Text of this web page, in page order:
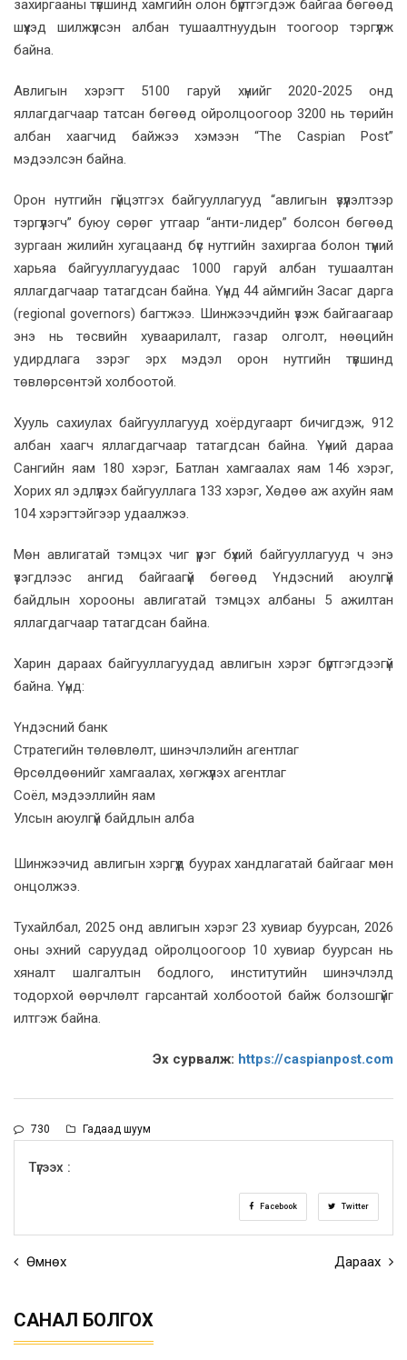
захиргааны түвшинд хамгийн олон бүртгэгдэж байгаа бөгөөд
шүүхэд шилжүүлсэн албан тушаалтнуудын тоогоор тэргүүлж
байна.
Авлигын хэрэгт 5100 гаруй хүнийг 2020-2025 онд
яллагдагчаар татсан бөгөөд ойролцоогоор 3200 нь төрийн
албан хаагчид байжээ хэмээн “The Caspian Post”
мэдээлсэн байна.
Орон нутгийн гүйцэтгэх байгууллагууд “авлигын үзүүлэлтээр
тэргүүлэгч” буюу сөрөг утгаар “анти-лидер” болсон бөгөөд
зургаан жилийн хугацаанд бүс нутгийн захиргаа болон түүний
харьяа байгууллагуудаас 1000 гаруй албан тушаалтан
яллагдагчаар татагдсан байна. Үүнд 44 аймгийн Засаг дарга
(regional governors) багтжээ. Шинжээчдийн үзэж байгаагаар
энэ нь төсвийн хуваарилалт, газар олголт, нөөцийн
удирдлага зэрэг эрх мэдэл орон нутгийн түвшинд
төвлөрсөнтэй холбоотой.
Хууль сахиулах байгууллагууд хоёрдугаарт бичигдэж, 912
албан хаагч яллагдагчаар татагдсан байна. Үүний дараа
Сангийн яам 180 хэрэг, Батлан хамгаалах яам 146 хэрэг,
Хорих ял эдлүүлэх байгууллага 133 хэрэг, Хөдөө аж ахуйн яам
104 хэрэгтэйгээр удаалжээ.
Мөн авлигатай тэмцэх чиг үүрэг бүхий байгууллагууд ч энэ
үзэгдлээс ангид байгаагүй бөгөөд Үндэсний аюулгүй
байдлын хорооны авлигатай тэмцэх албаны 5 ажилтан
яллагдагчаар татагдсан байна.
Харин дараах байгууллагуудад авлигын хэрэг бүртгэгдээгүй
байна. Үүнд:
Үндэсний банк
Стратегийн төлөвлөлт, шинэчлэлийн агентлаг
Өрсөлдөөнийг хамгаалах, хөгжүүлэх агентлаг
Соёл, мэдээллийн яам
Улсын аюулгүй байдлын алба
Шинжээчид авлигын хэргүүд буурах хандлагатай байгааг мөн
онцолжээ.
Тухайлбал, 2025 онд авлигын хэрэг 23 хувиар буурсан, 2026
оны эхний саруудад ойролцоогоор 10 хувиар буурсан нь
хяналт шалгалтын бодлого, институтийн шинэчлэлд
тодорхой өөрчлөлт гарсантай холбоотой байж болзошгүйг
илтгэж байна.
Эх сурвалж: https://caspianpost.com
730 Гадаад шуум
Түгээх :
Facebook Twitter
Өмнөх Дараах
САНАЛ БОЛГОХ